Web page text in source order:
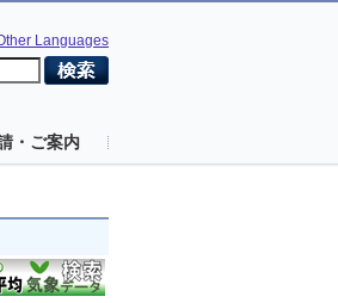
Languages
・ご案内